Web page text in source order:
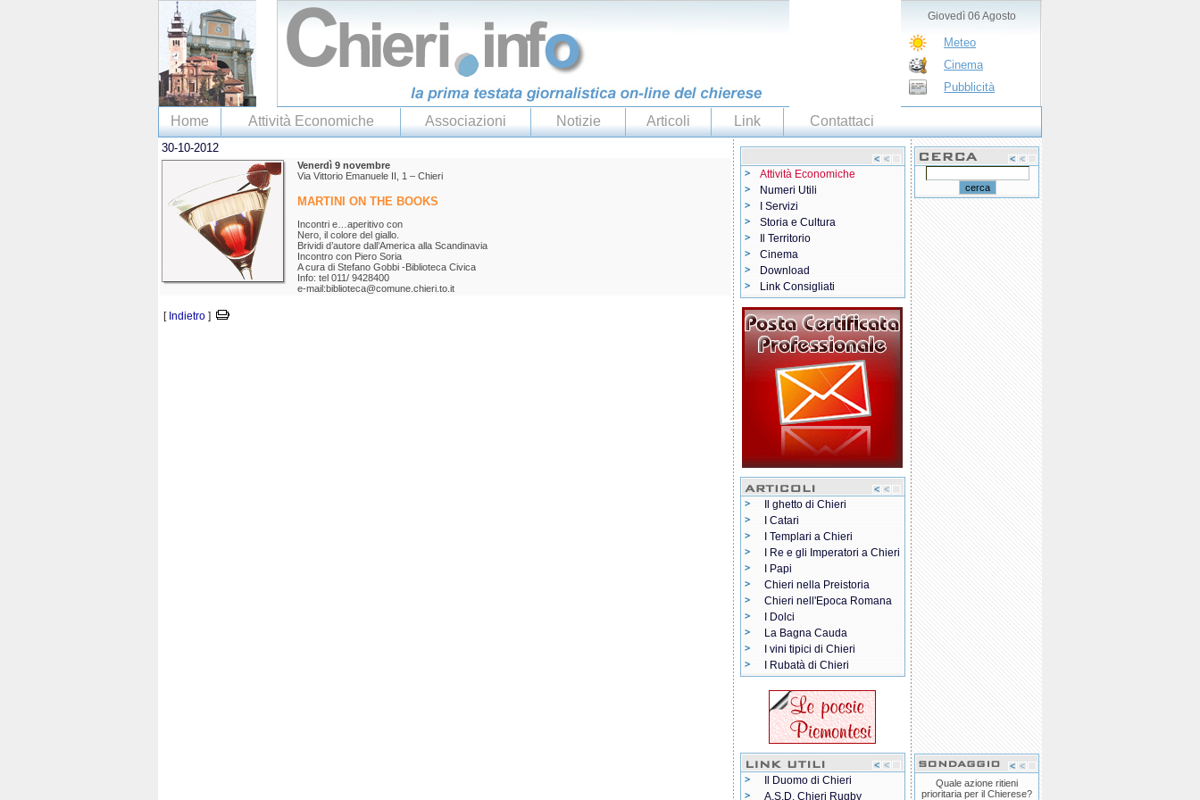
Giovedì 06 Agosto
Meteo
Cinema
Pubblicità
Home Attività Economiche Associazioni Notizie Articoli Link Contattaci
30-10-2012
Venerdì 9 novembre
Via Vittorio Emanuele II, 1 – Chieri
MARTINI ON THE BOOKS
Incontri e…aperitivo con
Nero, il colore del giallo.
Brividi d’autore dall’America alla Scandinavia
Incontro con Piero Soria
A cura di Stefano Gobbi -Biblioteca Civica
Info: tel 011/ 9428400
e-mail:biblioteca@comune.chieri.to.it
[ Indietro ]
Attività Economiche
Numeri Utili
I Servizi
Storia e Cultura
Il Territorio
Cinema
Download
Link Consigliati
Il ghetto di Chieri
I Catari
I Templari a Chieri
I Re e gli Imperatori a Chieri
I Papi
Chieri nella Preistoria
Chieri nell'Epoca Romana
I Dolci
La Bagna Cauda
I vini tipici di Chieri
I Rubatà di Chieri
Il Duomo di Chieri
A.S.D. Chieri Rugby
Quale azione ritieni
prioritaria per il Chierese?